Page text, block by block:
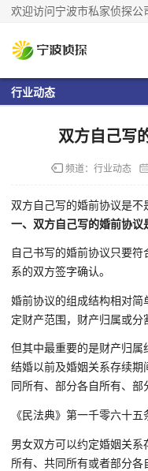
欢迎访问宁波市私家侦探公
行业动态
双方自己写
频道： 行业动态
双方自己写的婚前协议是不
一、双方自己写的婚前协议
自己书写的婚前协议只要
系的双方签字确认。
婚前协议的组成结构相对简
定财产范围，财产归属或分
但其中最重要的是财产归属
结婚以前及婚姻关系存续
同所有、部分各自所有、部
《民法典》第一千零六十五
男女双方可以约定婚姻关
所有、共同所有或者部分各